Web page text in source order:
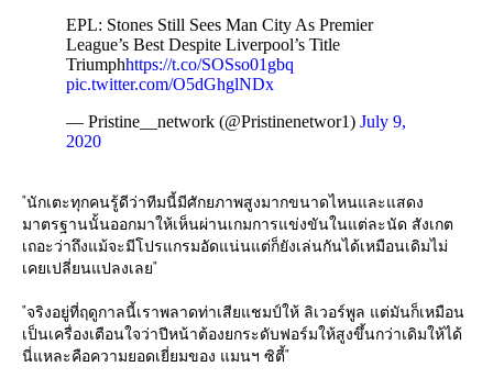
EPL: Stones Still Sees Man City As Premier
League’s Best Despite Liverpool’s Title
Triumphhttps://t.co/SOSso01gbq
pic.twitter.com/O5dGhglNDx
— Pristine__network (@Pristinenetwor1) July 9,
2020
"นักเตะทุกคนรู้ดีว่าทีมนี้มีศักยภาพสูงมากขนาดไหนและแสดง
มาตรฐานนั้นออกมาให้เห็นผ่านเกมการแข่งขันในแต่ละนัด สังเกต
เถอะว่าถึงแม้จะมีโปรแกรมอัดแน่นแต่ก็ยังเล่นกันได้เหมือนเดิมไม่
เคยเปลี่ยนแปลงเลย"
"จริงอยู่ที่ฤดูกาลนี้เราพลาดท่าเสียแชมป์ให้ ลิเวอร์พูล แต่มันก็เหมือน
เป็นเครื่องเตือนใจว่าปีหน้าต้องยกระดับฟอร์มให้สูงขึ้นกว่าเดิมให้ได้
นี่แหละคือความยอดเยี่ยมของ แมนฯ ซิตี้"